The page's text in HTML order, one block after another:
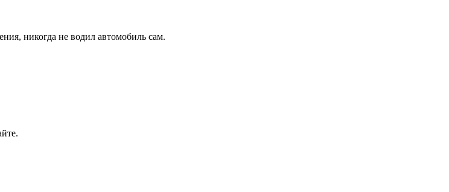
никогда не водил автомобиль сам.